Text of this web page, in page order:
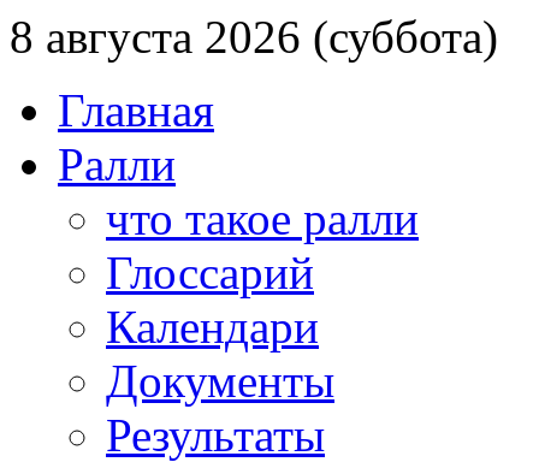
8 августа 2026 (суббота)
Главная
Ралли
что такое ралли
Глоссарий
Календари
Документы
Результаты